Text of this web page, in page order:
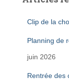
Clip de la
Planning de
juin 2026
Rentrée des